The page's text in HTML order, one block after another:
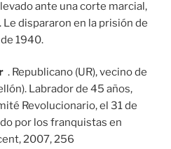
ante una corte marcial,
dispararon en la prisión de
1940.
. Republicano (UR), vecino de
Labrador de 45 años,
Revolucionario, el 31 de
por los franquistas en
2007, 256